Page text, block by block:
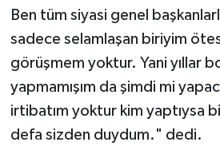
Ben tüm siyasi genel
sadece selamlaşan biriyim
görüşmem yoktur. Yani yıllar
yapmamışım da şimdi mi
irtibatım yoktur kim yaptıysa
defa sizden duydum." dedi.